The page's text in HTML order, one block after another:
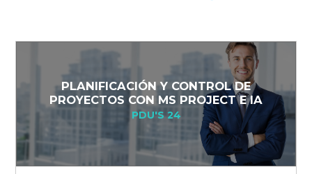
PLANIFICACIÓN Y CONTROL DE
PROYECTOS CON MS PROJECT E IA
PDU'S 24